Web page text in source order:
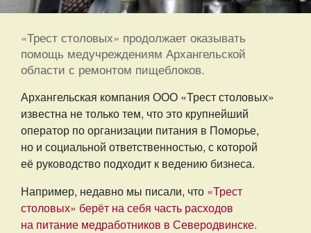
«Трест столовых» продолжает оказывать
помощь медучреждениям Архангельской
области с ремонтом пищеблоков.
Архангельская компания ООО «Трест столовых»
известна не только тем, что это крупнейший
оператор по организации питания в Поморье,
но и социальной ответственностью, с которой
её руководство подходит к ведению бизнеса.
Например, недавно мы писали, что «Трест
столовых» берёт на себя часть расходов
на питание медработников в Северодвинске.